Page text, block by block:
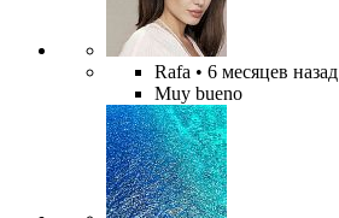
Rafa • 6 месяцев назад
Muy bueno